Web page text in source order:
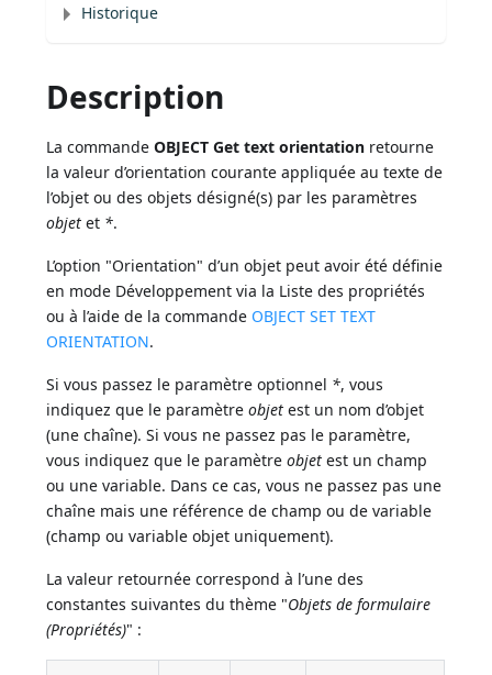
Historique
Description
La commandeOBJECT Get text orientation retourne
la valeur d’orientation courante appliquée au texte de
l’objet ou des objets désigné(s) par les paramètres
objet et *.
L’option "Orientation" d’un objet peut avoir été définie
en mode Développement via la Liste des propriétés
ou à l’aide de la commande OBJECT SET TEXT
ORIENTATION.
Si vous passez le paramètre optionnel *, vous
indiquez que le paramètreobjet est un nom d’objet
(une chaîne). Si vous ne passez pas le paramètre,
vous indiquez que le paramètreobjet est un champ
ou une variable. Dans ce cas, vous ne passez pas une
chaîne mais une référence de champ ou de variable
(champ ou variable objet uniquement).
La valeur retournée correspond à l’une des
constantes suivantes du thème "Objets de formulaire
(Propriétés)" :